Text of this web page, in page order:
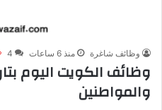
وظائف شاغرة منذ 6 ساعات 4
والمواطنين